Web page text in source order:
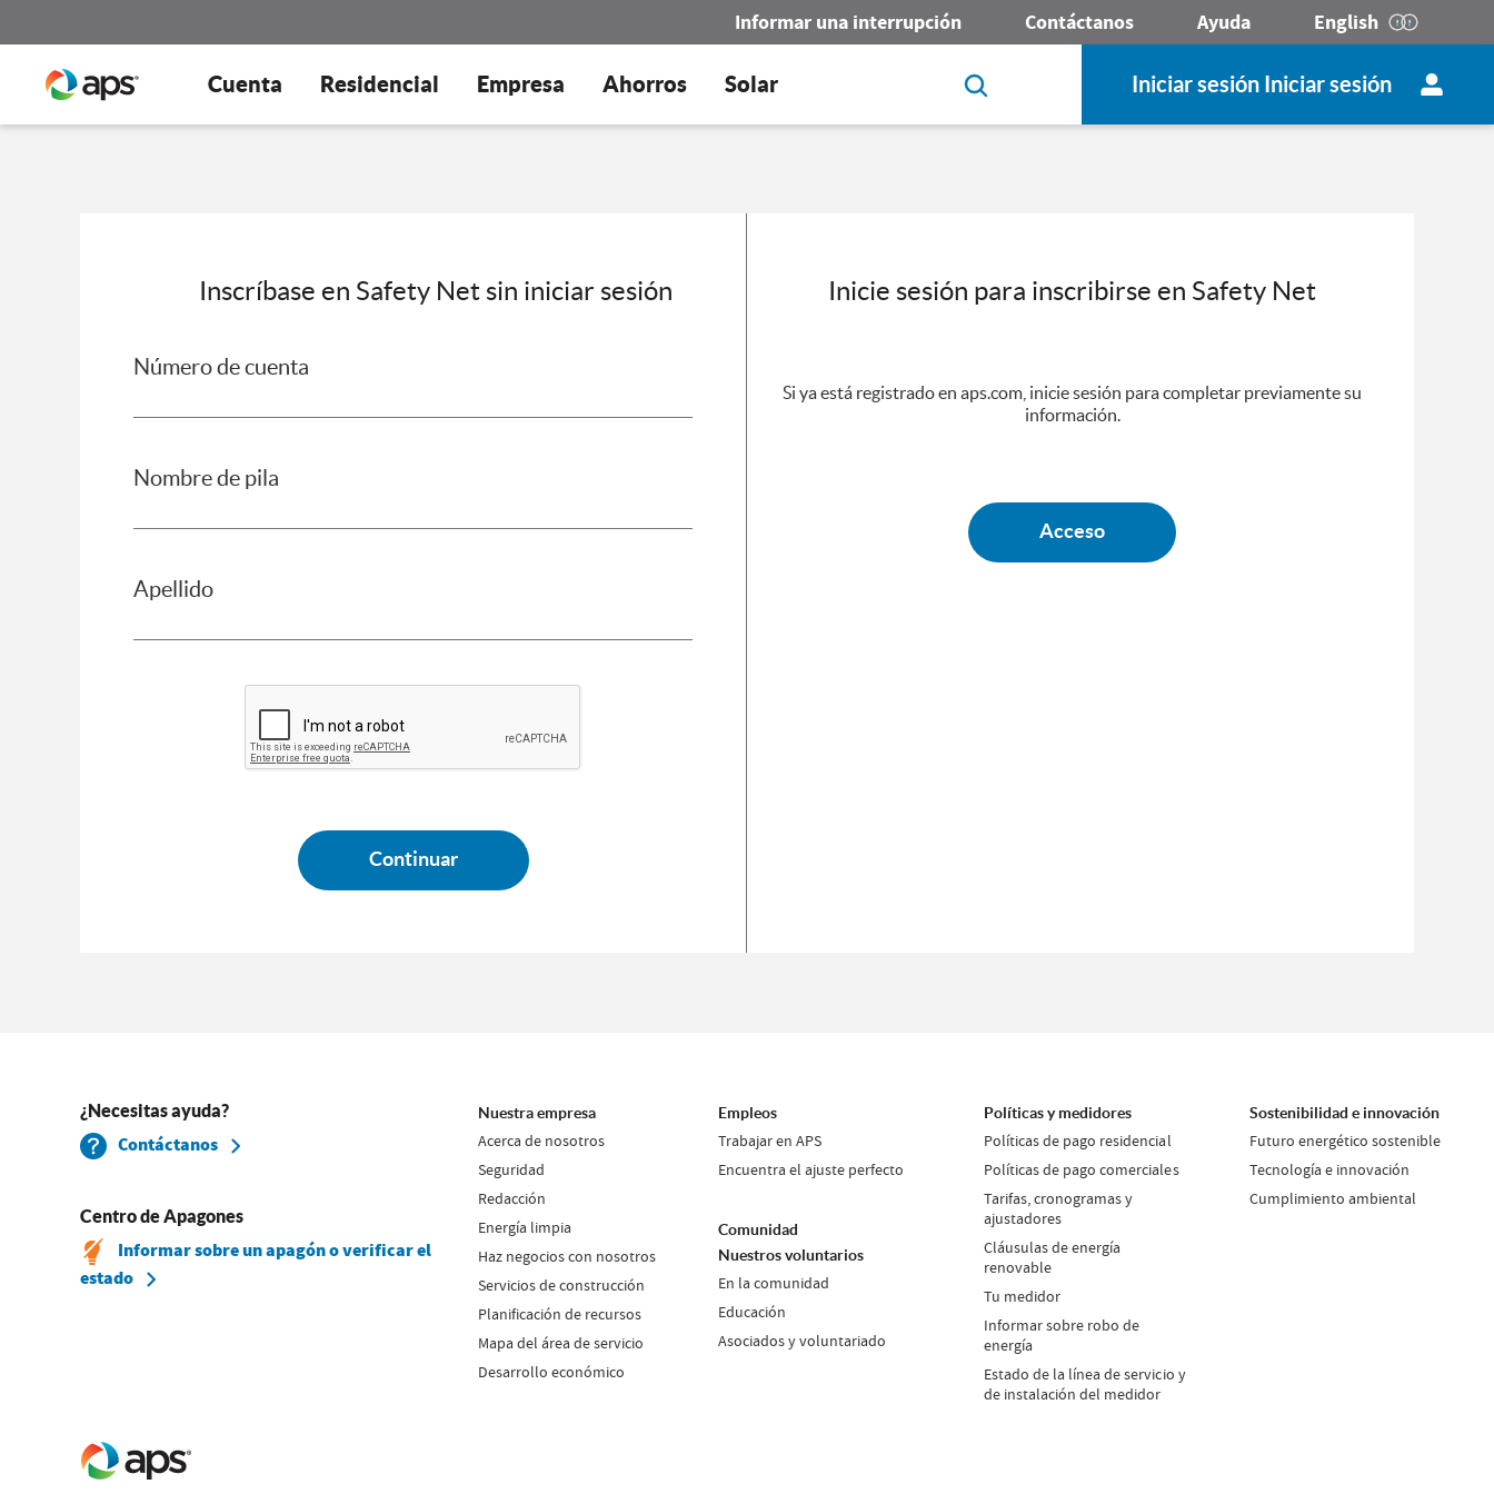
Informar una interrupción Contáctanos Ayuda English
Cuenta Residencial Empresa Ahorros Solar Iniciar sesión Iniciar sesión
Inscríbase en Safety Net sin iniciar sesión
Número de cuenta
Nombre de pila
Apellido
Continuar
Inicie sesión para inscribirse en Safety Net
Si ya está registrado en aps.com, inicie sesión para completar previamente su
información.
Acceso
¿Necesitas ayuda?
Contáctanos
Centro de Apagones
Informar sobre un apagón o verificar el
estado
Nuestra empresa
Acerca de nosotros
Seguridad
Redacción
Energía limpia
Haz negocios con nosotros
Servicios de construcción
Planificación de recursos
Mapa del área de servicio
Desarrollo económico
Empleos
Trabajar en APS
Encuentra el ajuste perfecto
Comunidad
Nuestros voluntarios
En la comunidad
Educación
Asociados y voluntariado
Políticas y medidores
Políticas de pago residencial
Políticas de pago comerciales
Tarifas, cronogramas y
ajustadores
Cláusulas de energía
renovable
Tu medidor
Informar sobre robo de
energía
Estado de la línea de servicio y
de instalación del medidor
Sostenibilidad e innovación
Futuro energético sostenible
Tecnología e innovación
Cumplimiento ambiental